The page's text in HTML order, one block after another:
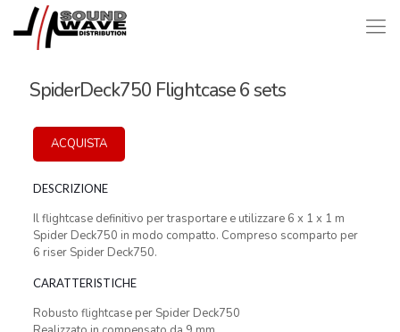
SpiderDeck750 Flightcase 6 sets
ACQUISTA
DESCRIZIONE
Il flightcase definitivo per trasportare e utilizzare 6 x 1 x 1 m
Spider Deck750 in modo compatto. Compreso scomparto per
6 riser Spider Deck750.
CARATTERISTICHE
Robusto flightcase per Spider Deck750